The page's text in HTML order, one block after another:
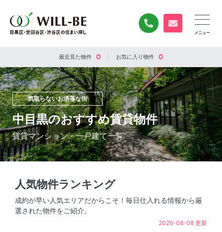
0120-840-834
無料お問い合
最近見た物件 0 お気に入り物件 0
気取らないお洒落な街
中目黒のおすすめ賃貸物件
賃貸マンション・一戸建て一覧
人気物件ランキング
成約が早い人気エリアだからこそ！毎日仕入れる情報から厳
選された物件をご紹介。
2026-08-08 更新